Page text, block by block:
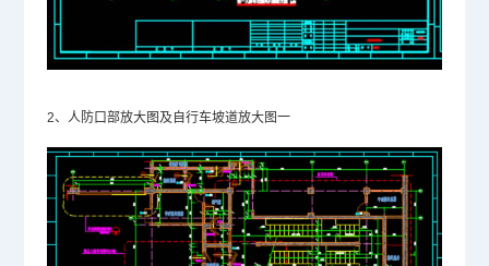
2、人防口部放大图及自行车坡道放大图一